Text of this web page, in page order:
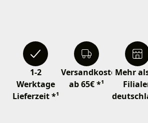
1-2
Werktage
Lieferzeit *¹
Versandkostenfrei
ab 65€ *¹
Mehr